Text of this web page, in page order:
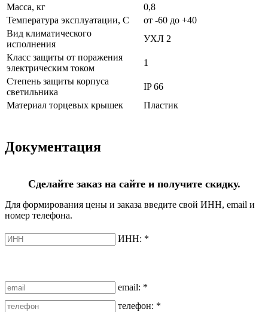
Масса, кг
0,8
Температура эксплуатации, С
от -60 до +40
Вид климатического
исполнения
УХЛ 2
Класс защиты от поражения
электрическим током
1
Степень защиты корпуса
светильника
IP 66
Материал торцевых крышек
Пластик
Документация
Сделайте заказ на сайте и получите скидку.
Для формирования цены и заказа введите свой ИНН, email и
номер телефона.
ИНН: *
email: *
телефон: *